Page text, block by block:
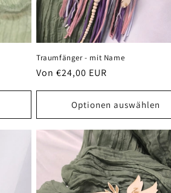
Traumfänger - mit Name
Normaler
Von €24,00 EUR
Optionen auswählen